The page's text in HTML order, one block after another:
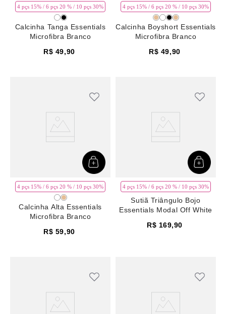
4 pçs 15% / 6 pçs 20 % / 10 pçs 30%
Calcinha Tanga Essentials
Microfibra Branco
R$ 49,90
4 pçs 15% / 6 pçs 20 % / 10 pçs 30%
Calcinha Boyshort Essentials
Microfibra Branco
R$ 49,90
4 pçs 15% / 6 pçs 20 % / 10 pçs 30%
Calcinha Alta Essentials
Microfibra Branco
R$ 59,90
4 pçs 15% / 6 pçs 20 % / 10 pçs 30%
Sutiã Triângulo Bojo
Essentials Modal Off White
R$ 169,90